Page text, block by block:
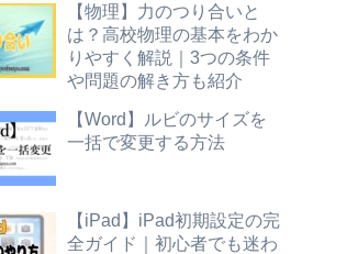
【物理】力のつり合いと
は？高校物理の基本をわか
りやすく解説｜3つの条件
や問題の解き方も紹介
【Word】ルビのサイズを
一括で変更する方法
【iPad】iPad初期設定の完
全ガイド｜初心者でも迷わ